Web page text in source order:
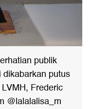
publik
putus
Frederic
@lalalalisa_m